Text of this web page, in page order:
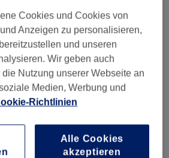
11:00–20:00
10:00–19:00
10:00– 20:00
10:00–19:00
11:00–20:00
Cookies und Cookies von
Anzeigen zu personalisieren,
und unseren
Wir geben auch
die Nutzung unserer Webseite an
Medien, Werbung und
Richtlinien
Alle Cookies
akzeptieren